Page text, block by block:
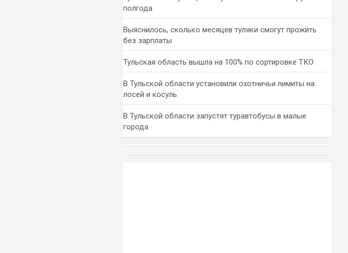
полгода
Выяснилось, сколько месяцев туляки смогут прожить
без зарплаты
Тульская область вышла на 100% по сортировке ТКО
В Тульской области установили охотничьи лимиты на
лосей и косуль
В Тульской области запустят туравтобусы в малые
города